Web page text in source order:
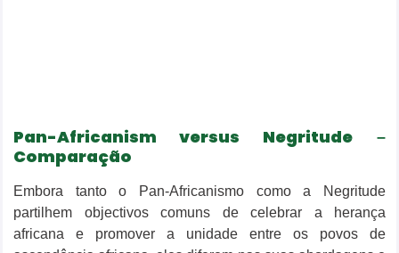
Pan-Africanism versus Negritude–
Comparação
Embora tanto o Pan-Africanismo como a Negritude
partilhem objectivos comuns de celebrar a herança
africana e promover a unidade entre os povos de